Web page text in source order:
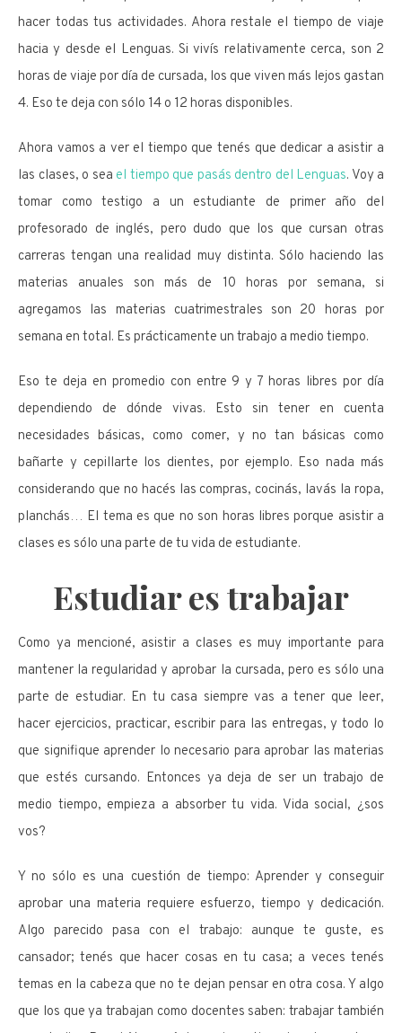
hacer todas tus actividades. Ahora restale el tiempo de viaje
hacia y desde el Lenguas. Si vivís relativamente cerca, son 2
horas de viaje por día de cursada, los que viven más lejos gastan
4. Eso te deja con sólo 14 o 12 horas disponibles.
Ahora vamos a ver el tiempo que tenés que dedicar a asistir a
las clases, o sea el tiempo que pasás dentro del Lenguas. Voy a
tomar como testigo a un estudiante de primer año del
profesorado de inglés, pero dudo que los que cursan otras
carreras tengan una realidad muy distinta. Sólo haciendo las
materias anuales son más de 10 horas por semana, si
agregamos las materias cuatrimestrales son 20 horas por
semana en total. Es prácticamente un trabajo a medio tiempo.
Eso te deja en promedio con entre 9 y 7 horas libres por día
dependiendo de dónde vivas. Esto sin tener en cuenta
necesidades básicas, como comer, y no tan básicas como
bañarte y cepillarte los dientes, por ejemplo. Eso nada más
considerando que no hacés las compras, cocinás, lavás la ropa,
planchás… El tema es que no son horas libres porque asistir a
clases es sólo una parte de tu vida de estudiante.
Estudiar es trabajar
Como ya mencioné, asistir a clases es muy importante para
mantener la regularidad y aprobar la cursada, pero es sólo una
parte de estudiar. En tu casa siempre vas a tener que leer,
hacer ejercicios, practicar, escribir para las entregas, y todo lo
que signifique aprender lo necesario para aprobar las materias
que estés cursando. Entonces ya deja de ser un trabajo de
medio tiempo, empieza a absorber tu vida. Vida social, ¿sos
vos?
Y no sólo es una cuestión de tiempo: Aprender y conseguir
aprobar una materia requiere esfuerzo, tiempo y dedicación.
Algo parecido pasa con el trabajo: aunque te guste, es
cansador; tenés que hacer cosas en tu casa; a veces tenés
temas en la cabeza que no te dejan pensar en otra cosa. Y algo
que los que ya trabajan como docentes saben: trabajar también